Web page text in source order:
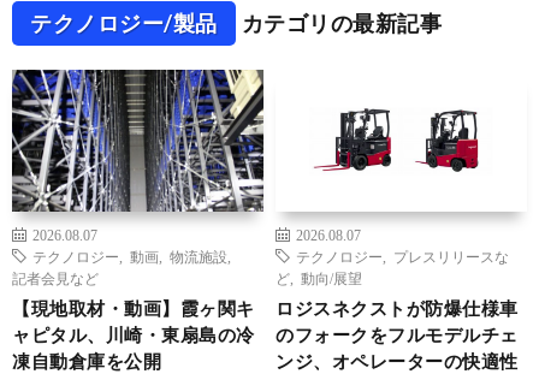
テクノロジー/製品 カテゴリの最新記事
2026.08.07
テクノロジー
動画 物流施設
記者会見など
【現地取材・動画】霞ヶ関キ
ャピタル、川崎・東扇島の冷
凍自動倉庫を公開
2026.08.07
テクノロジー
プレスリリースな
ど
動向/展望
ロジスネクストが防爆仕様車
のフォークをフルモデルチェ
ンジ、オペレーターの快適性